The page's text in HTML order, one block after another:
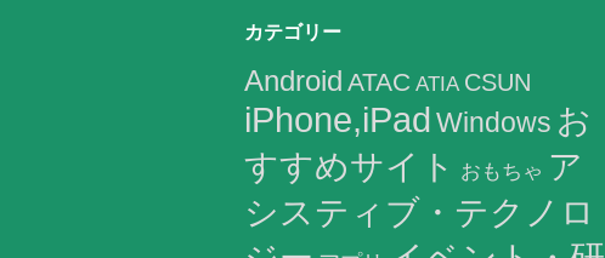
カテゴリー
Android ATAC ATIA CSUN
iPhone,iPadWindows お
すすめサイト おもちゃ ア
システィブ・テクノロ